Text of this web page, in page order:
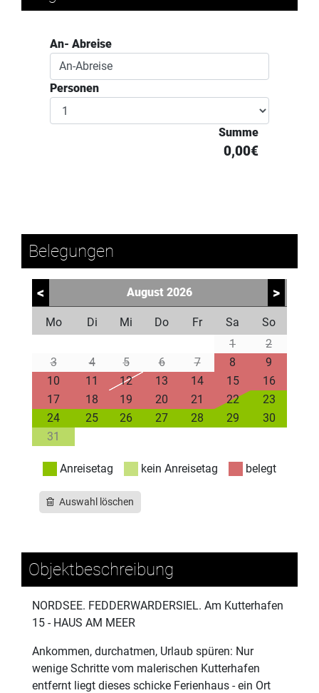
An- Abreise
Personen
Summe
0,00€
Belegungen
< August 2026
Mo Di Mi Do Fr Sa
So
1
2
3
4 5 6 7 8
9
10
11 12 13 14 15
16
17
18 19 20 21 22
23
24
25 26 27 28 29
30
31
Anreisetag kein Anreisetag belegt
>
Auswahl löschen
Objektbeschreibung
NORDSEE. FEDDERWARDERSIEL. Am Kutterhafen
15 - HAUS AM MEER
Ankommen, durchatmen, Urlaub spüren: Nur
wenige Schritte vom malerischen Kutterhafen
entfernt liegt dieses schicke Ferienhaus - ein Ort